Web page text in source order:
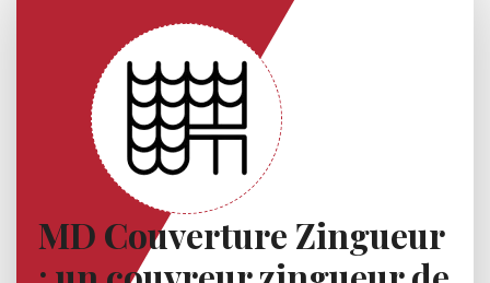
MD Couverture Zingueur